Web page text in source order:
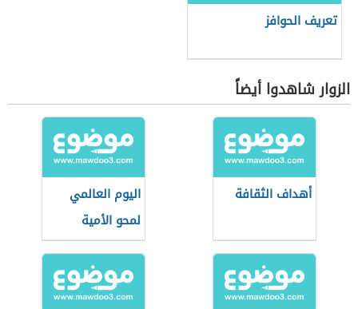
تعريف الحوافز
الزوار شاهدوا أيضاً
أهداف الثقافة
اليوم العالمي
لمحو الأمية